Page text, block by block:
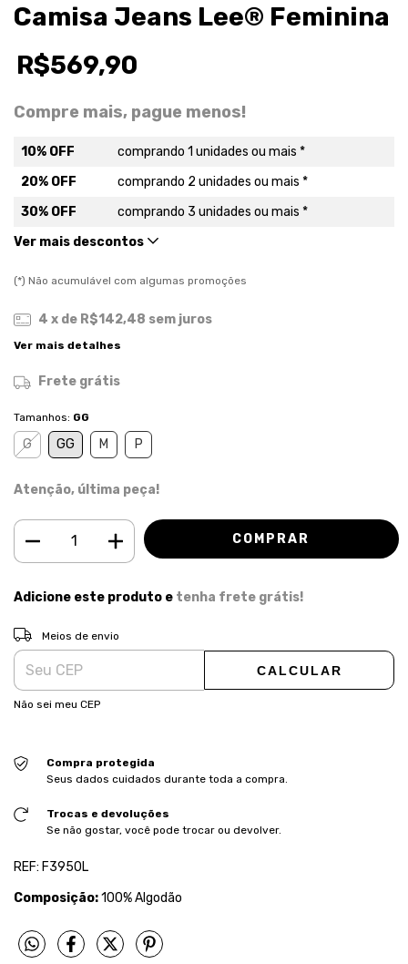
Camisa Jeans Lee® Feminina
R$569,90
Compre mais, pague menos!
10% OFF
comprando 1 unidades ou mais *
20% OFF
comprando 2 unidades ou mais *
30% OFF
comprando 3 unidades ou mais *
Ver mais descontos
(*) Não acumulável com algumas promoções
4 x de R$142,48 sem juros
Ver mais detalhes
Frete grátis
Tamanhos: GG
G GG M P
Atenção, última peça!
Adicione este produto e tenha frete grátis!
Entregas para o CEP:
Meios de envio
CALCULAR
Não sei meu CEP
Compra protegida
Seus dados cuidados durante toda a compra.
Trocas e devoluções
Se não gostar, você pode trocar ou devolver.
REF: F3950L
Composição:100% Algodão